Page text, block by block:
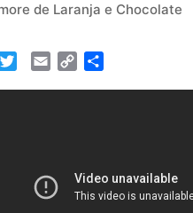
de Laranja e Chocolate
TwitterEmail Copy